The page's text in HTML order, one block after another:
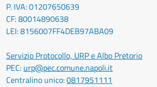
P. IVA: 01207650639
CF: 80014890638
LEI: 8156007FF4DEB97ABA09
Servizio Protocollo, URP e Albo Pretorio
PEC: urp@pec.comune.napoli.it
Centralino unico:0817951111